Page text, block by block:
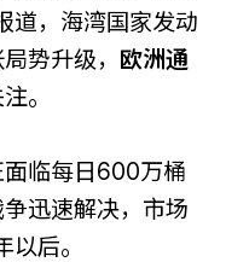
道，海湾国家发动
势升级， 欧洲通
。
临每日600万桶
迅速解决，市场
后。